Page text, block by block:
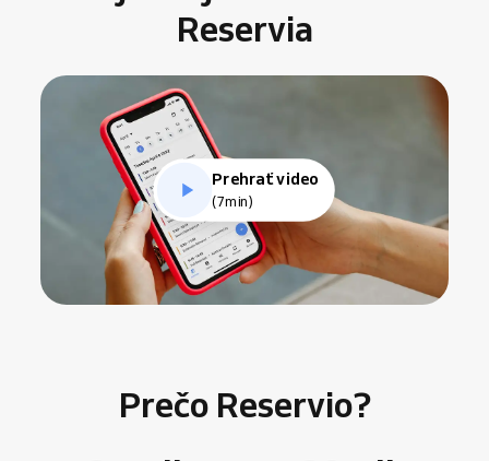
Reservia
Prehrať video
(7min)
Prečo Reservio?